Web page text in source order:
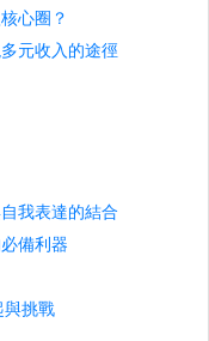
心圈？
元收入的途徑
我表達的結合
備利器
與挑戰